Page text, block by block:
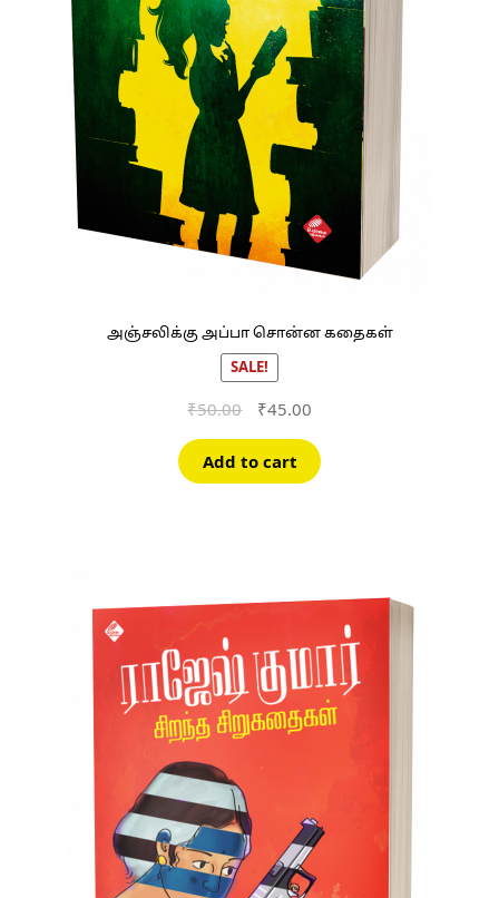
அஞ்சலிக்கு அப்பா சொன்ன கதைகள்
SALE!
₹50.00
Original
was:
₹50.00.
₹45.00Current
is:
₹45.00.
Add to cart